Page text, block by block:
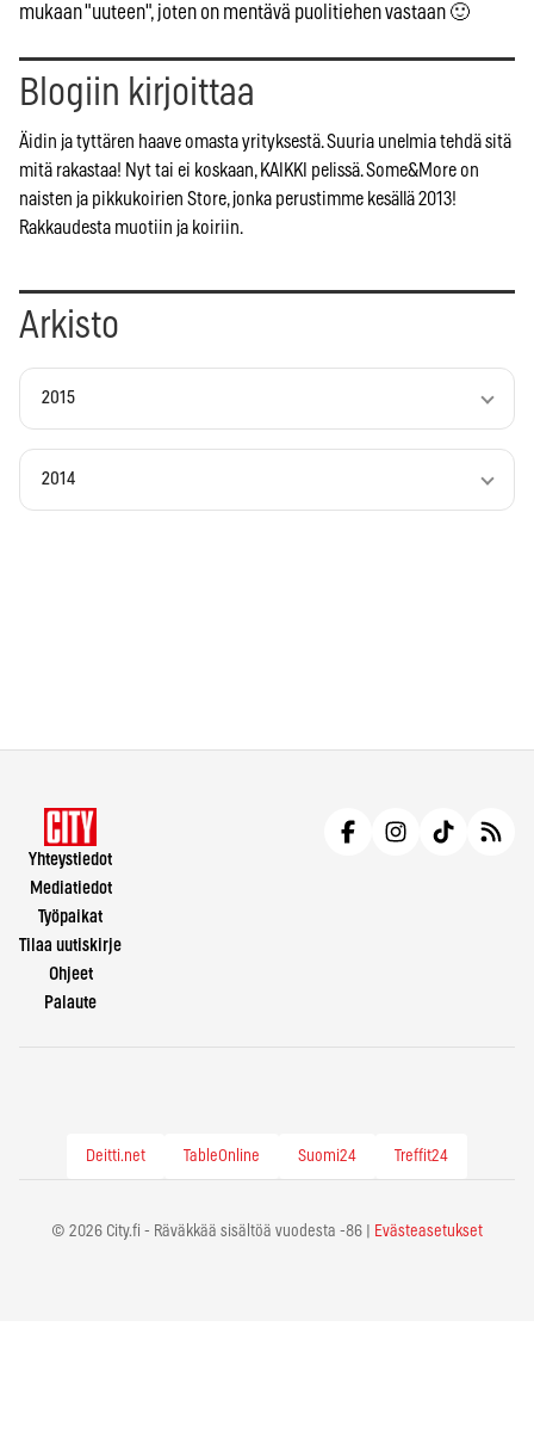
mukaan "uuteen", joten on mentävä puolitiehen vastaan 🙂
Blogiin kirjoittaa
Äidin ja tyttären haave omasta yrityksestä. Suuria unelmia tehdä sitä
mitä rakastaa! Nyt tai ei koskaan, KAIKKI pelissä. Some&More on
naisten ja pikkukoirien Store, jonka perustimme kesällä 2013!
Rakkaudesta muotiin ja koiriin.
Arkisto
2015
2014
Yhteystiedot
Mediatiedot
Työpaikat
Tilaa uutiskirje
Ohjeet
Palaute
Deitti.net TableOnline Suomi24 Treffit24
© 2026 City.fi - Räväkkää sisältöä vuodesta -86 | Evästeasetukset